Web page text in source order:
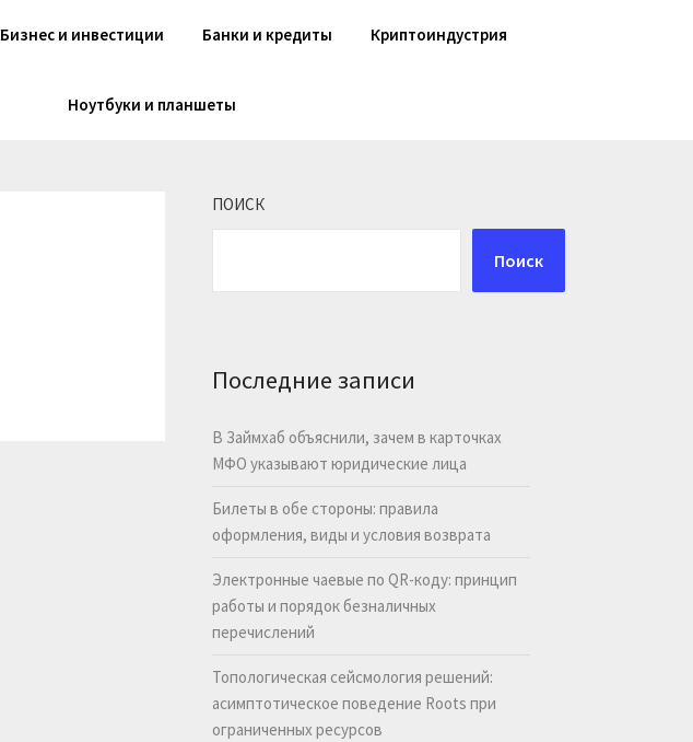
Бизнес и инвестиции Банки и кредиты Криптоиндустрия
Ноутбуки и планшеты
ПОИСК
Поиск
Последние записи
В Займхаб объяснили, зачем в карточках
МФО указывают юридические лица
Билеты в обе стороны: правила
оформления, виды и условия возврата
Электронные чаевые по QR-коду: принцип
работы и порядок безналичных
перечислений
Топологическая сейсмология решений:
асимптотическое поведение Roots при
ограниченных ресурсов